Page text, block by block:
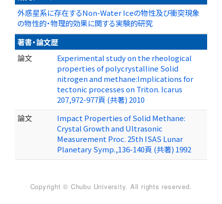
外惑星系に存在するNon-Water Iceの物性及び衝突現象
の物性的・物理的効果に関する実験的研究
著書・論文歴
論文
Experimental study on the rheological
properties of polycrystalline Solid
nitrogen and methane:Implications for
tectonic processes on Triton. Icarus
207,972-977頁 (共著) 2010
論文
Impact Properties of Solid Methane:
Crystal Growth and Ultrasonic
Measurement Proc. 25th ISAS Lunar
Planetary Symp.,136-140頁 (共著) 1992
Copyright © Chubu University. All rights reserved.